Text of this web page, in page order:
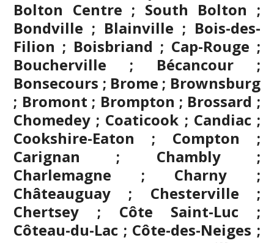
Bolton Centre ; South Bolton ;
Bondville ; Blainville ; Bois-des-
Filion ; Boisbriand ; Cap-Rouge ;
Boucherville ; Bécancour ;
Bonsecours ; Brome ; Brownsburg
; Bromont ; Brompton ; Brossard ;
Chomedey ; Coaticook ; Candiac ;
Cookshire-Eaton ; Compton ;
Carignan ; Chambly;
Charlemagne ; Charny ;
Châteauguay ; Chesterville ;
Chertsey ; Côte Saint-Luc ;
Côteau-du-Lac ; Côte-des-Neiges ;